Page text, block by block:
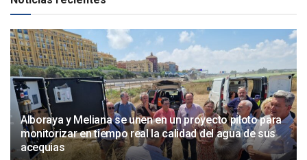
Alboraya y Meliana se unen en un proyecto piloto para
monitorizar en tiempo real la calidad del agua de sus
acequias